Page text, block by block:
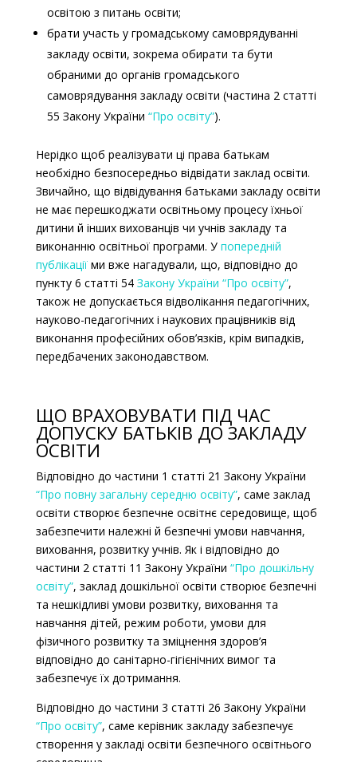
освітою з питань освіти;
брати участь у громадському самоврядуванні
закладу освіти, зокрема обирати та бути
обраними до органів громадського
самоврядування закладу освіти (частина 2 статті
55 Закону України “Про освіту”).
Нерідко щоб реалізувати ці права батькам
необхідно безпосередньо відвідати заклад освіти.
Звичайно, що відвідування батьками закладу освіти
не має перешкоджати освітньому процесу їхньої
дитини й інших вихованців чи учнів закладу та
виконанню освітньої програми. У попередній
публікації ми вже нагадували, що, відповідно до
пункту 6 статті 54 Закону України “Про освіту”,
також не допускається відволікання педагогічних,
науково-педагогічних і наукових працівників від
виконання професійних обов’язків, крім випадків,
передбачених законодавством.
ЩО ВРАХОВУВАТИ ПІД ЧАС
ДОПУСКУ БАТЬКІВ ДО ЗАКЛАДУ
ОСВІТИ
Відповідно до частини 1 статті 21 Закону України
“Про повну загальну середню освіту”, саме заклад
освіти створює безпечне освітнє середовище, щоб
забезпечити належні й безпечні умови навчання,
виховання, розвитку учнів. Як і відповідно до
частини 2 статті 11 Закону України “Про дошкільну
освіту”, заклад дошкільної освіти створює безпечні
та нешкідливі умови розвитку, виховання та
навчання дітей, режим роботи, умови для
фізичного розвитку та зміцнення здоров’я
відповідно до санітарно-гігієнічних вимог та
забезпечує їх дотримання.
Відповідно до частини 3 статті 26 Закону України
“Про освіту”, саме керівник закладу забезпечує
створення у закладі освіти безпечного освітнього